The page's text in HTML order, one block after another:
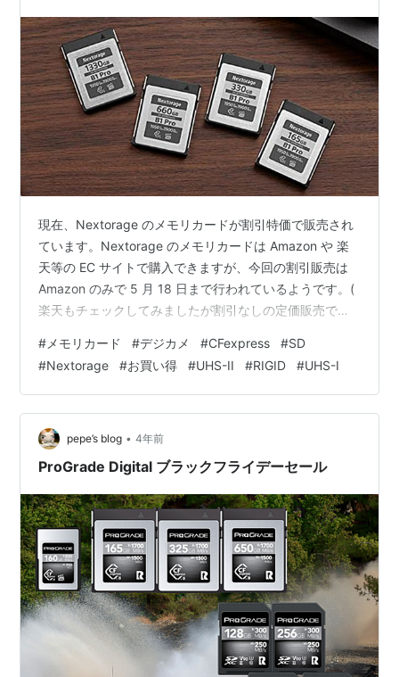
現在、Nextorage のメモリカードが割引特価で販売され
ています。Nextorage のメモリカードは Amazon や 楽
天等の EC サイトで購入できますが、今回の割引販売は
Amazon のみで 5 月 18 日まで行われているようです。(
楽天もチェックしてみましたが割引なしの定価販売でし
Type B B1PRO シリーズ B1SE シリーズ UHS-II SD カー
ド V90 SDXC メモリーカード F2PRO シリーズ V60
SDXC メモリーカード F2SE シリーズ UHS-I SD カード
V…
# メモリカード #デジカメ #CFexpress #SD
#Nextorage #お買い得 #UHS-II #RIGID #UHS-I
pepe’s blog • 4年前
ProGrade Digital ブラックフライデーセール